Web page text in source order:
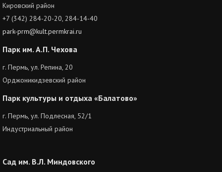
Кировский район
+7 (342) 284-20-20, 284-14-40
park-prm@kult.permkrai.ru
Парк им. А.П. Чехова
г. Пермь, ул. Репина, 20
Орджоникидзевский район
Парк культуры и отдыха «Балатово»
г. Пермь, ул. Подлесная, 52/1
Индустриальный район
Сад им. В.Л. Миндовского